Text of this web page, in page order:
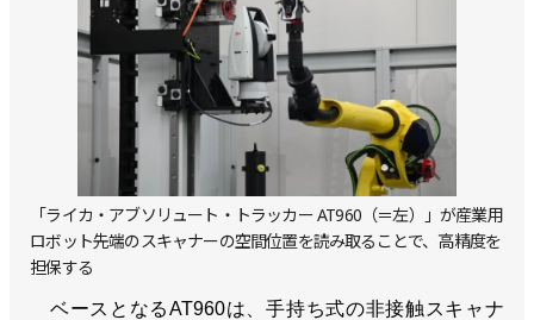
「ライカ・アブソリュート・トラッカー AT960（＝左）」が産業用
ロボット先端のスキャナーの空間位置を読み取ることで、高精度を
担保する
ベースとなるAT960は、手持ち式の非接触スキャナ